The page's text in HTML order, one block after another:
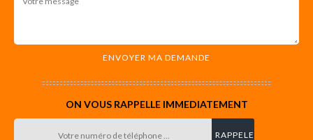
ON VOUS RAPPELLE IMMEDIATEMENT